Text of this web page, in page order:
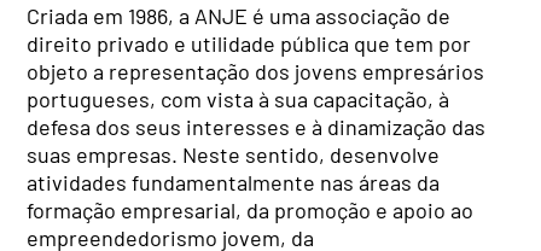
Criada em 1986, a ANJE é uma associação de
direito privado e utilidade pública que tem por
objeto a representação dos jovens empresários
portugueses, com vista à sua capacitação, à
defesa dos seus interesses e à dinamização das
suas empresas. Neste sentido, desenvolve
atividades fundamentalmente nas áreas da
formação empresarial, da promoção e apoio ao
empreendedorismo jovem, da